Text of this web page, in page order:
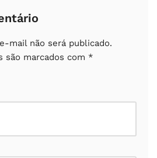
mail não será publicado.
são marcados com *